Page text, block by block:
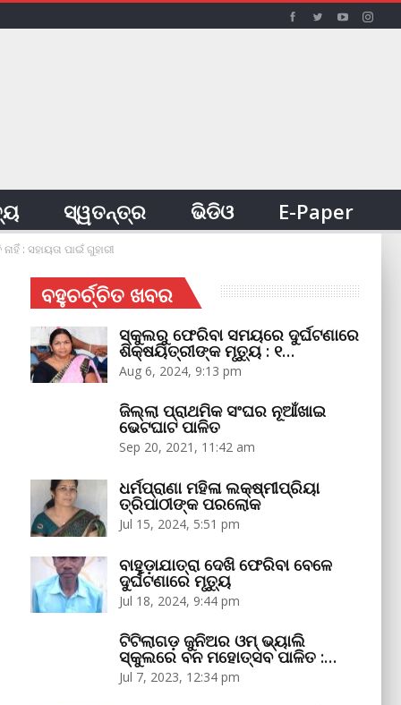
ସ୍ୱତନ୍ତ୍ର ଭିଡିଓ E-Paper
: ସହାୟତା ପାଇଁ ଗୁହାରୀ
ବହୁଚର୍ଚ୍ଚିତ ଖବର
ସ୍କୁଲରୁ ଫେରିବା ସମୟରେ ଦୁର୍ଘଟଣାରେ
ଶିକ୍ଷୟିତ୍ରୀଙ୍କ ମୃତ୍ୟୁ : ୧…
Aug 6, 2024, 9:13 pm
ଜିଲ୍ଲା ପ୍ରାଥମିକ ସଂଘର ନୂଆଁଖାଇ
ଭେଟଘାଟ ପାଳିତ
Sep 20, 2021, 11:42 am
ଧର୍ମପ୍ରାଣା ମହିଳା ଲକ୍ଷ୍ମୀପ୍ରିୟା
ତ୍ରିପାଠୀଙ୍କ ପରଲୋକ
Jul 15, 2024, 5:51 pm
ବାହୁଡ଼ାଯାତ୍ରା ଦେଖି ଫେରିବା ବେଳେ
ଦୁର୍ଘଟଣାରେ ମୃତ୍ୟୁ
Jul 18, 2024, 9:44 pm
ଟିଟିଲାଗଡ଼ ଜୁନିଅର ଓମ୍‌ ଭ୍ୟାଲି
ସ୍କୁଲରେ ବନ ମହୋତ୍ସବ ପାଳିତ :…
Jul 7, 2023, 12:34 pm